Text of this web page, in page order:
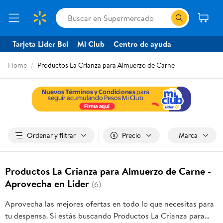
Tarjeta Lider Bci Mi Club Centro de ayuda
Home Productos La Crianza para Almuerzo de Carne
Ordenar y filtrar Precio Marca
Productos La Crianza para Almuerzo de Carne -
Aprovecha en Lider (6)
Aprovecha las mejores ofertas en todo lo que necesitas para
tu despensa. Si estás buscando Productos La Crianza para